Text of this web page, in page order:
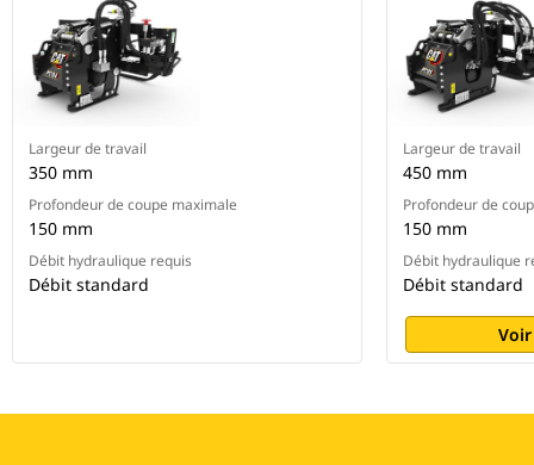
Largeur de travail
350 mm
Profondeur de coupe maximale
150 mm
Débit hydraulique requis
Débit standard
Largeur de travail
450 mm
Profondeur de
150 mm
Débit hydraulique
Débit standard